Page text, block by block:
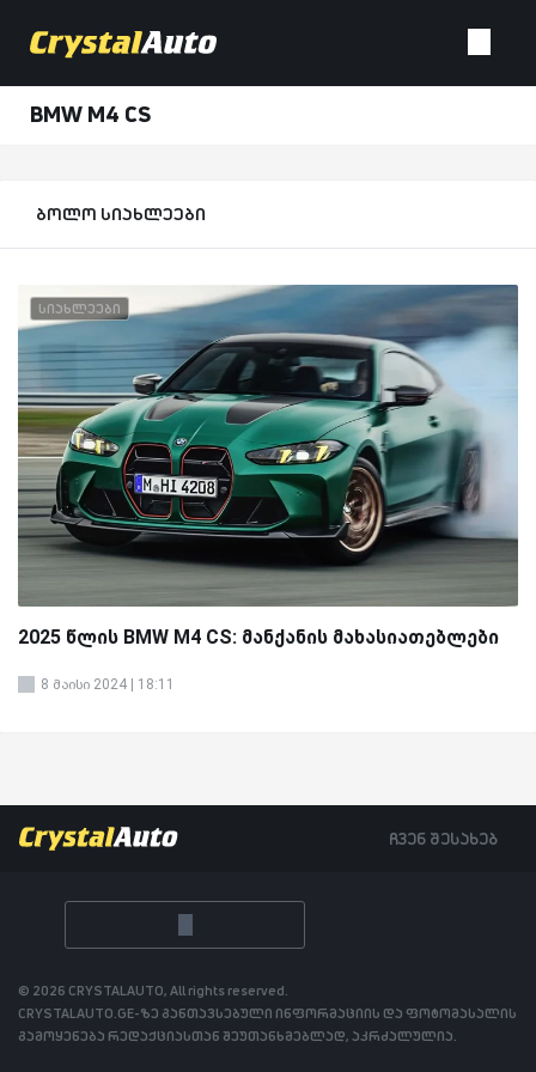
BMW M4 CS
ბოლო სიახლეები
სიახლეები
2025 წლის BMW M4 CS: მანქანის მახასიათებლები
8 მაისი 2024 | 18:11
ჩვენ შესახებ
© 2026 CRYSTALAUTO, All rights reserved.
CRYSTALAUTO.GE-ზე განთავსებული ინფორმაციის და ფოტომასალის
გამოყენება რედაქციასთან შეუთანხმებლად, აკრძალულია.